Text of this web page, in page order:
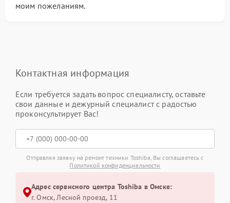
моим пожеланиям.
Контактная информация
Если требуется задать вопрос специалисту, оставьте
свои данные и дежурный специалист с радостью
проконсультирует Вас!
Отправляя заявку на ремонт техники Toshiba, Вы соглашаетесь с
Политикой конфиденциальности
Адрес сервисного центра Toshiba в Омске:
г. Омск, ​Лесной проезд, 11